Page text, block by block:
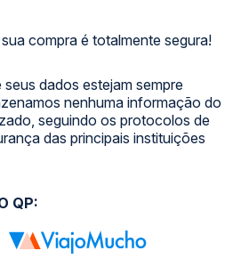
compra é totalmente segura!
dados estejam sempre
nenhuma informação do
seguindo os protocolos de
das principais instituições
QP: